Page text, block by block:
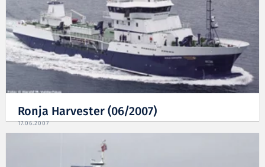
Ronja Harvester (06/2007)
17.06.2007